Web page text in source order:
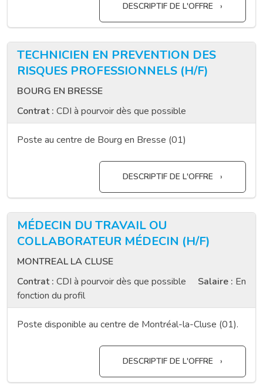
DESCRIPTIF DE L'OFFRE
TECHNICIEN EN PREVENTION DES
RISQUES PROFESSIONNELS (H/F)
BOURG EN BRESSE
Contrat : CDI à pourvoir dès que possible
Poste au centre de Bourg en Bresse (01)
DESCRIPTIF DE L'OFFRE
MÉDECIN DU TRAVAIL OU
COLLABORATEUR MÉDECIN (H/F)
MONTREAL LA CLUSE
Contrat : CDI à pourvoir dès que possible Salaire : En
fonction du profil
Poste disponible au centre de Montréal-la-Cluse (01).
DESCRIPTIF DE L'OFFRE